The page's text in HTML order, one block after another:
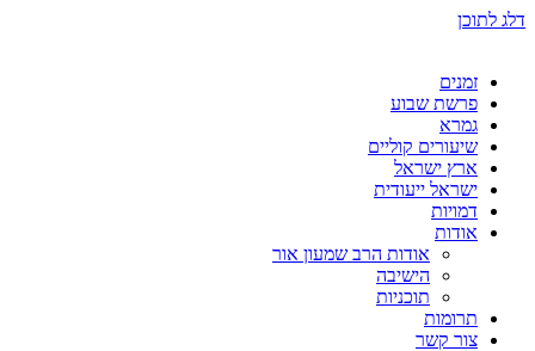
דלג לתוכן
זמנים
פרשת שבוע
גמרא
שיעורים קוליים
ארץ ישראל
ישראל ייעודית
דמויות
אודות
אודות הרב שמעון אור
הישיבה
תוכניות
תרומות
צור קשר